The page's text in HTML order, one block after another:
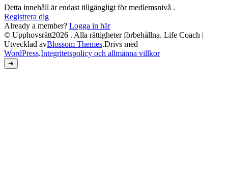
Detta innehåll är endast tillgängligt för medlemsnivå .
Registrera dig
Already a member? Logga in här
© Upphovsrätt2026 . Alla rättigheter förbehållna. Life Coach |
Utvecklad avBlossom Themes.Drivs med
WordPress.Integritetspolicy och allmänna villkor
➜